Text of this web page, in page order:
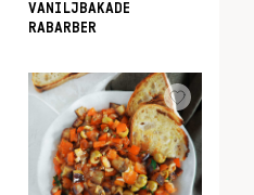
VANILJBAKADE
RABARBER